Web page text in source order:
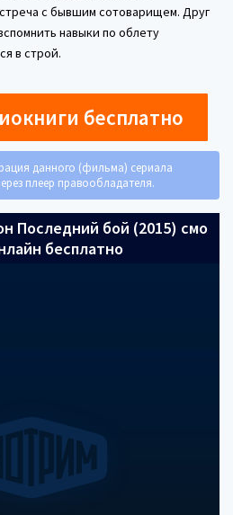
с бывшим сотоварищем. Друг
навыки по облету
в строй.
бесплатно
данного (фильма) сериала
плеер правообладателя.
Последний бой (2015) смо
бесплатно